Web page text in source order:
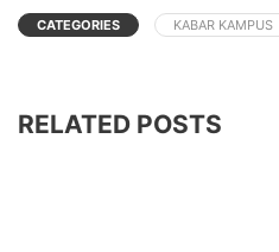
CATEGORIES KABAR KAMPUS
RELATED POSTS